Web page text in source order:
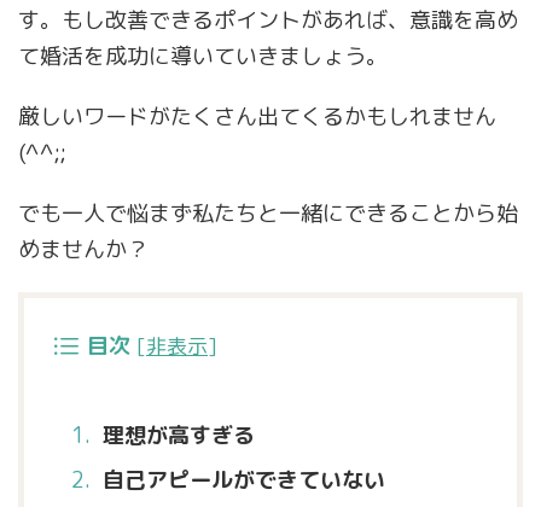
す。もし改善できるポイントがあれば、意識を高め
て婚活を成功に導いていきましょう。
厳しいワードがたくさん出てくるかもしれません
(^^;;
でも一人で悩まず私たちと一緒にできることから始
めませんか？
目次 [非表示]
理想が高すぎる
自己アピールができていない